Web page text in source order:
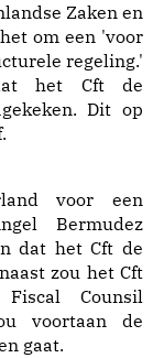
Zaken en
om een 'voor
regeling.'
het Cft de
Dit op
voor een
Bermudez
dat het Cft de
zou het Cft
Counsil
voortaan de
gaat.